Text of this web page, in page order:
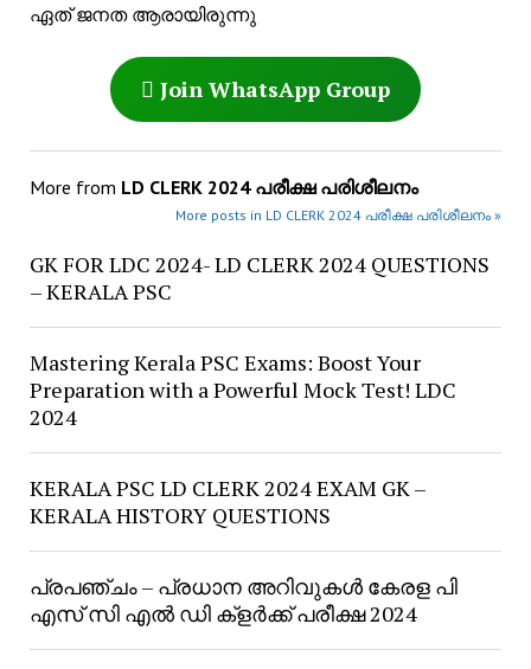
ഏത് ജനത ആരായിരുന്നു
Join WhatsApp Group
More from LD CLERK 2024 പരീക്ഷ പരിശീലനം
More posts in LD CLERK 2024 പരീക്ഷ പരിശീലനം »
GK FOR LDC 2024- LD CLERK 2024 QUESTIONS
– KERALA PSC
Mastering Kerala PSC Exams: Boost Your
Preparation with a Powerful Mock Test! LDC
2024
KERALA PSC LD CLERK 2024 EXAM GK –
KERALA HISTORY QUESTIONS
പ്രപഞ്ചം – പ്രധാന അറിവുകൾ കേരള പി
എസ് സി എൽ ഡി ക്ളർക്ക് പരീക്ഷ 2024